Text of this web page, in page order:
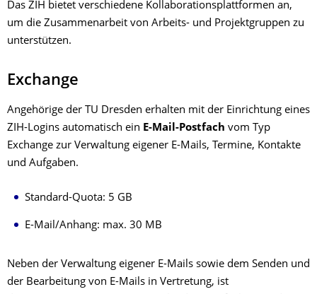
Das ZIH bietet verschiedene Kollaborationsplattformen an,
um die Zusammenarbeit von Arbeits- und Projektgruppen zu
unterstützen.
Exchange
Angehörige der TU Dresden erhalten mit der Einrichtung eines
ZIH-Logins automatisch ein E-Mail-Postfach vom Typ
Exchange zur Verwaltung eigener E-Mails, Termine, Kontakte
und Aufgaben.
Standard-Quota: 5 GB
E-Mail/Anhang: max. 30 MB
Neben der Verwaltung eigener E-Mails sowie dem Senden und
der Bearbeitung von E-Mails in Vertretung, ist